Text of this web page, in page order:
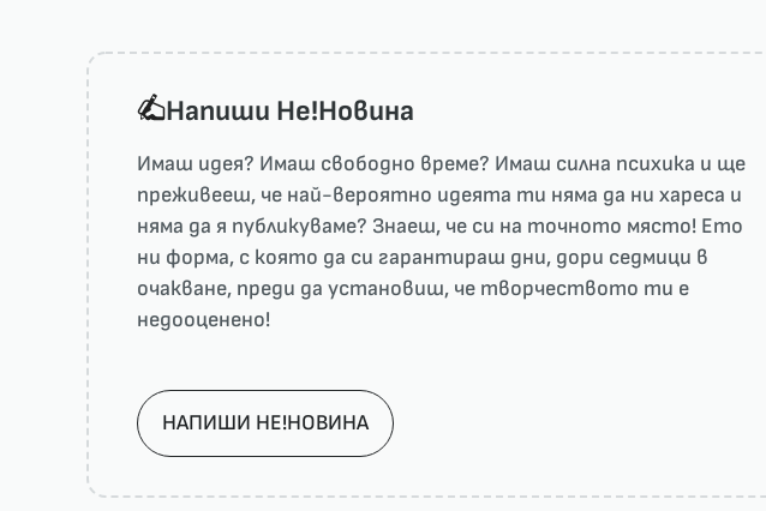
Напиши He!Новина
Имаш идея? Имаш свободно време? Имаш силна психика и ще
преживееш, че най-вероятно идеята ти няма да ни харесa и
няма да я публикуваме? Знаеш, че си на точното място! Ето
ни форма, с която да си гарантираш дни, дори седмици в
очакване, преди да установиш, че творчеството ти е
недооценено!
НАПИШИ НЕ!НОВИНА